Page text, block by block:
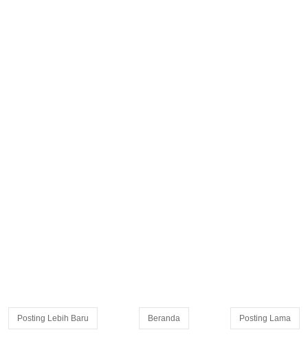
Posting Lebih Baru Posting Lama
Beranda